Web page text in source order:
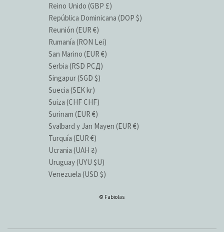
Reino Unido (GBP £)
República Dominicana (DOP $)
Reunión (EUR €)
Rumanía (RON Lei)
San Marino (EUR €)
Serbia (RSD РСД)
Singapur (SGD $)
Suecia (SEK kr)
Suiza (CHF CHF)
Surinam (EUR €)
Svalbard y Jan Mayen (EUR €)
Turquía (EUR €)
Ucrania (UAH ₴)
Uruguay (UYU $U)
Venezuela (USD $)
© Fabiolas